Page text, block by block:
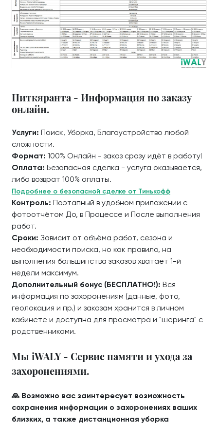
Питкяранта - Информация по заказу
онлайн.
Услуги: Поиск, Уборка, Благоустройство любой
сложности.
Формат: 100% Онлайн - заказ сразу идёт в работу!
Оплата: Безопасная сделка - услуга оказывается,
либо возврат 100% оплаты.
Подробнее о безопасной сделке от Тинькофф
Контроль: Поэтапный в удобном приложении с
фотоотчётом До, в Процессе и После выполнения
работ.
Сроки: Зависит от объёма работ, сезона и
необходимости поиска, но как правило, на
выполнения большинства заказов хватает 1-й
недели максимум.
Дополнительный бонус (БЕСПЛАТНО!): Вся
информация по захоронениям (данные, фото,
геолокация и пр.) и заказам хранится в личном
кабинете и доступна для просмотра и "шеринга" с
родственниками.
Мы iWALY - Сервис памяти и ухода за
захоронениями.
🙏 Возможно вас заинтересует возможность
сохранения информации о захоронениях ваших
близких, а также дистанционная уборка